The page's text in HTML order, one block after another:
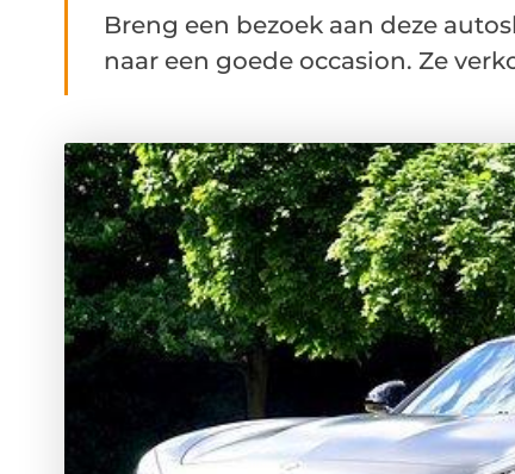
Breng een bezoek aan deze
naar een goede occasion. Ze